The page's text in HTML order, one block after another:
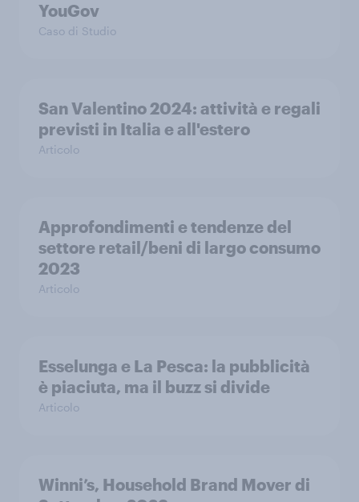
YouGov
Caso di Studio
San Valentino 2024: attività e regali
previsti in Italia e all'estero
Articolo
Approfondimenti e tendenze del
settore retail/beni di largo consumo
2023
Articolo
Esselunga e La Pesca: la pubblicità
è piaciuta, ma il buzz si divide
Articolo
Winni’s, Household Brand Mover di